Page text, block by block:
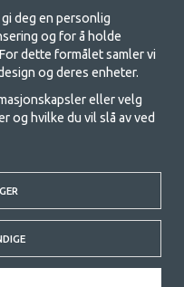
for camping
måte å samle familien for et
du tilhører, finner du alt du
priser på familietelt,
og friluftsliv. Målet vårt
prisklasse når det gjelder
med oss hvis det er noe du
vite mer om.
rights reserved.
deg en personlig
og for å holde
dette formålet samler vi
og deres enheter.
eller velg
og hvilke du vil slå av ved